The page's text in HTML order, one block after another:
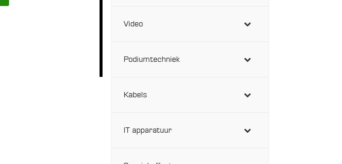
Video
Podiumtechniek
Kabels
IT apparatuur